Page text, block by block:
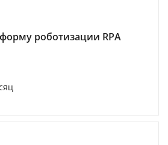
роботизации RPA